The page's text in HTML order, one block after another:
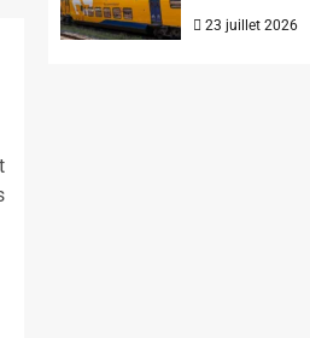
23 juillet 2026